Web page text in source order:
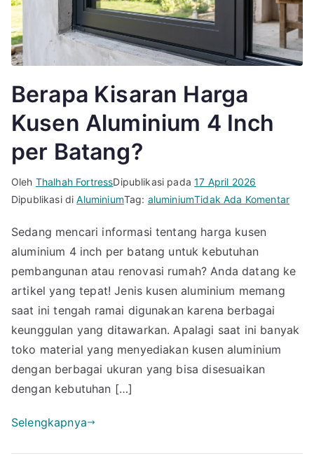
Berapa Kisaran Harga
Kusen Aluminium 4 Inch
per Batang?
Oleh Thalhah FortressDipublikasi pada17 April 2026
Dipublikasi diAluminiumTag: aluminiumTidak Ada Komentarpada
per
Sedang mencari informasi tentang harga kusen
aluminium 4 inch per batang untuk kebutuhan
pembangunan atau renovasi rumah? Anda datang ke
artikel yang tepat! Jenis kusen aluminium memang
saat ini tengah ramai digunakan karena berbagai
keunggulan yang ditawarkan. Apalagi saat ini banyak
toko material yang menyediakan kusen aluminium
dengan berbagai ukuran yang bisa disesuaikan
dengan kebutuhan […]
Selengkapnya